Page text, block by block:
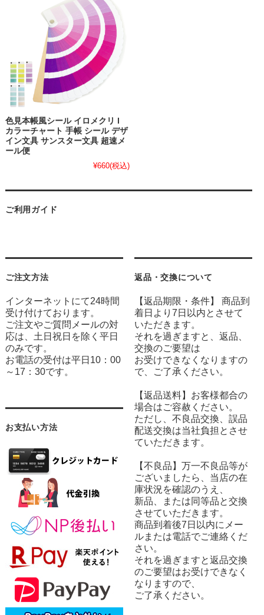
色見本帳風シール イロメクリ l
カラーチャート 手帳 シール デザ
イン文具 サンスター文具 超速メ
ール便
¥660(税込)
ご利用ガイド
ご注文方法
インターネットにて24時間
受け付けております。
ご注文やご質問メールの対
応は、土日祝日を除く平日
のみです。
お電話の受付は平日10：00
～17：30です。
お支払い方法
返品・交換について
【返品期限・条件】 商品到
着日より7日以内とさせて
いただきます。
それを過ぎますと、返品、
交換のご要望は
お受けできなくなりますの
で、ご了承ください。
【返品送料】お客様都合の
場合はご容赦ください。
ただし、不良品交換、誤品
配送交換は当社負担とさせ
ていただきます。
【不良品】万一不良品等が
ございましたら、当店の在
庫状況を確認のうえ、
新品、または同等品と交換
させていただきます。
商品到着後7日以内にメー
ルまたは電話でご連絡くだ
さい。
それを過ぎますと返品交換
のご要望はお受けできなく
なりますので、
ご了承ください。